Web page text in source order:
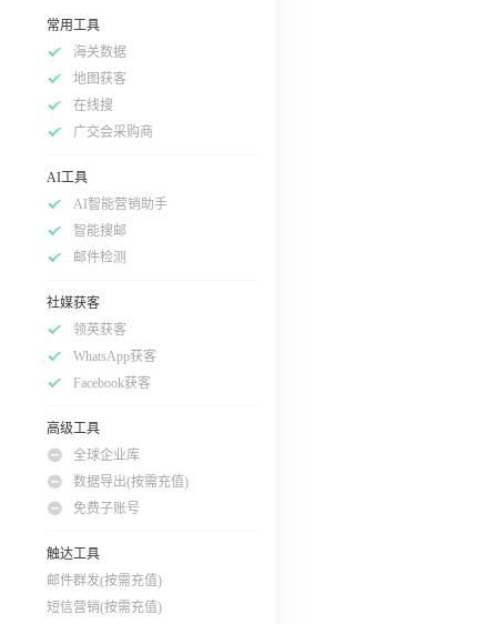
常用工具
海关数据
地图获客
在线搜
广交会采购商
AI工具
AI智能营销助手
智能搜邮
邮件检测
社媒获客
领英获客
WhatsApp获客
Facebook获客
高级工具
全球企业库
数据导出(按需充值)
免费子账号
触达工具
邮件群发(按需充值)
短信营销(按需充值)